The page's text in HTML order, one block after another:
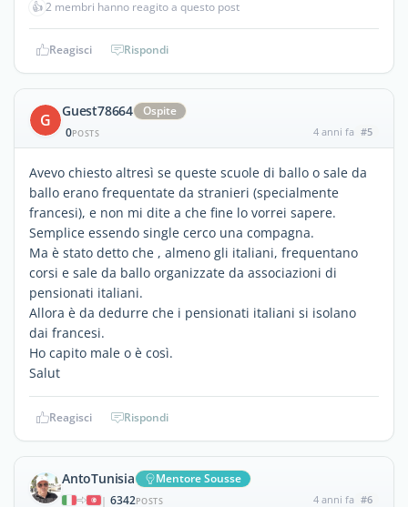
👍2 membri hanno reagito a questo post
Reagisci Rispondi
G Guest78664
Ospite
0POSTS 4 anni fa #5
Avevo chiesto altresì se queste scuole di ballo o sale da
ballo erano frequentate da stranieri (specialmente
francesi), e non mi dite a che fine lo vorrei sapere.
Semplice essendo single cerco una compagna.
Ma è stato detto che , almeno gli italiani, frequentano
corsi e sale da ballo organizzate da associazioni di
pensionati italiani.
Allora è da dedurre che i pensionati italiani si isolano
dai francesi.
Ho capito male o è così.
Salut
Reagisci Rispondi
AntoTunisia Mentore Sousse
| 6342POSTS 4 anni fa #6